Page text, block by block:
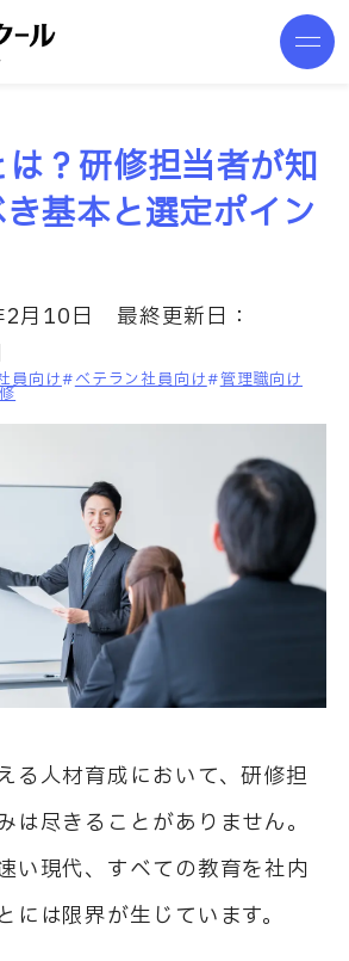
？研修担当者が知
基本と選定ポイン
月10日
最終更新日：
員向け ベテラン社員向け 管理職向け
る人材育成において、研修担
は尽きることがありません。
い現代、すべての教育を社内
には限界が生じています。